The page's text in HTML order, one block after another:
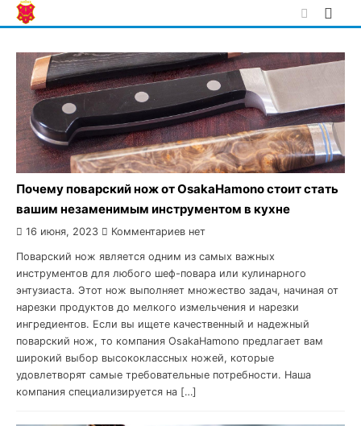
Skip
to
Почему поварский нож от OsakaHamono стоит стать
вашим незаменимым инструментом в кухне
16 июня, 2023 Комментариев нет
Поварский нож является одним из самых важных
инструментов для любого шеф-повара или кулинарного
энтузиаста. Этот нож выполняет множество задач, начиная от
нарезки продуктов до мелкого измельчения и нарезки
ингредиентов. Если вы ищете качественный и надежный
поварский нож, то компания OsakaHamono предлагает вам
широкий выбор высококлассных ножей, которые
удовлетворят самые требовательные потребности. Наша
компания специализируется на […]